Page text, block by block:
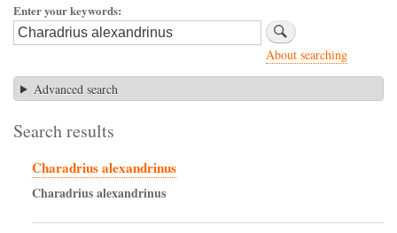
Enter your keywords
About searching
Advanced search
Search results
Charadrius alexandrinus
Charadriusalexandrinus